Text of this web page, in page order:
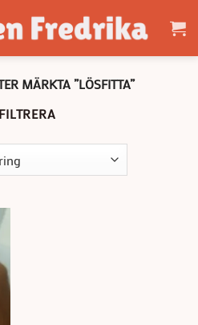
MÄRKTA ”LÖSFITTA”
FILTRERA